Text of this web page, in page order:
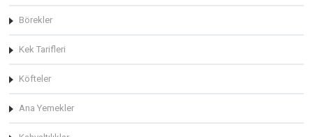
Börekler
Kek Tarifleri
Köfteler
Ana Yemekler